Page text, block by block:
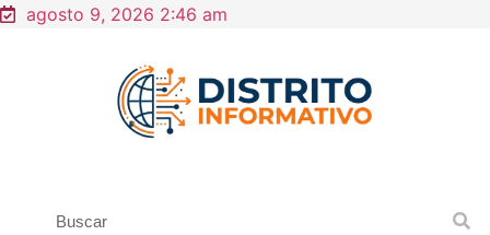
agosto 9, 2026 2:46 am